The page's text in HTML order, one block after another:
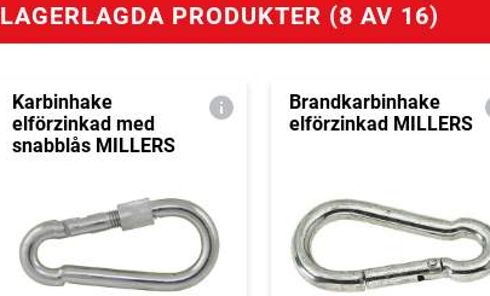
LAGERLAGDA PRODUKTER (8 AV 16)
Karbinhake
elförzinkad med
snabblås MILLERS
Brandkarbinhake
elförzinkad MILLERS